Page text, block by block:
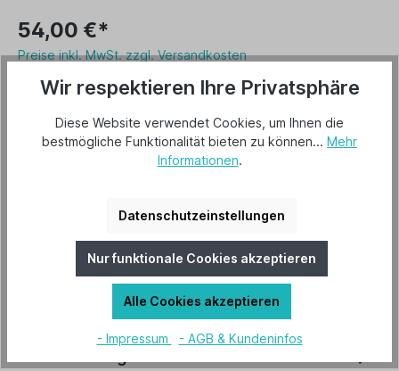
54,00 €*
Preise inkl. MwSt. zzgl. Versandkosten
Lieferbar ab 4. Dezember 2026
Varianten
Varianten
Artikel-Nr.:981059
4024397349661
Wir respektieren Ihre Privatsphäre
Diese Website verwendet Cookies, um Ihnen die
bestmögliche Funktionalität bieten zu können... Mehr
Informationen.
Datenschutzeinstellungen
Nur funktionale Cookies akzeptieren
Alle Cookies akzeptieren
- Impressum - AGB & Kundeninfos